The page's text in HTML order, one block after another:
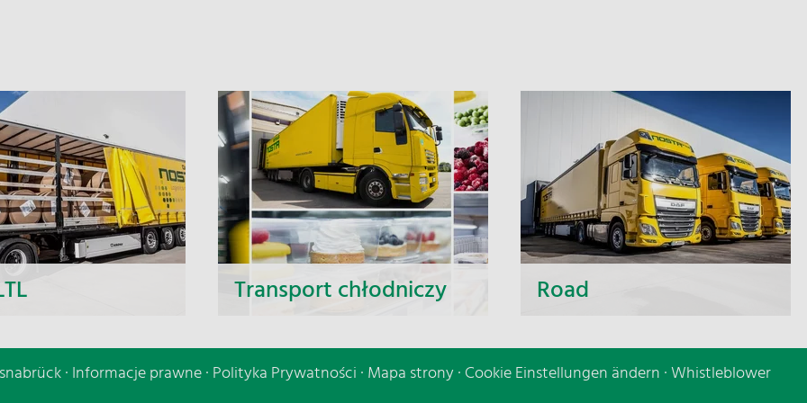
jako Grupa
Transport chłodniczy
podstawowych, a zarazem
najbardziej kluczowy element w
Road
krótkie dystanse, czy odległe
miejsca docelowe, czy jest to
· Informacje prawne· Polityka Prywatności · Mapa strony· Cookie Einstellungen ändern ·Whistleblower